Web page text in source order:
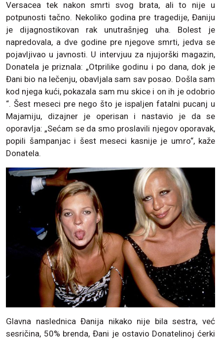
Versacea tek nakon smrti svog brata, ali to nije u
potpunosti tačno. Nekoliko godina pre tragedije, Đaniju
je dijagnostikovan rak unutrašnjeg uha. Bolest je
napredovala, a dve godine pre njegove smrti, jedva se
pojavljivao u javnosti. U intervjuu za njujorški magazin,
Donatela je priznala: „Otprilike godinu i po dana, dok je
Đani bio na lečenju, obavljala sam sav posao. Došla sam
kod njega kući, pokazala sam mu skice i on ih je odobrio
“. Šest meseci pre nego što je ispaljen fatalni pucanj u
Majamiju, dizajner je operisan i nastavio je da se
oporavlja: ​​„Sećam se da smo proslavili njegov oporavak,
popili šampanjac i šest meseci kasnije je umro“, kaže
Donatela.
Glavna naslednica Đanija nikako nije bila sestra, već
sesričina, 50% brenda, Đani je ostavio Donatelinoj ćerki